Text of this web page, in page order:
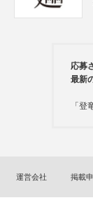
応募
最新
「登
運営会社 掲載